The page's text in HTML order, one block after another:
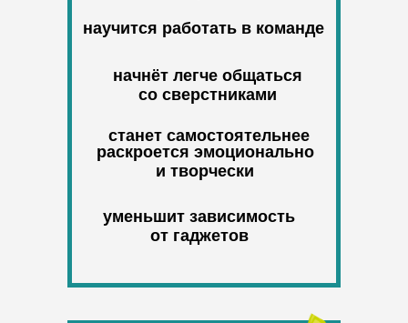
научится работать в команде
начнёт легче общаться
со сверстниками
станет самостоятельнее
уменьшит зависимость
от гаджетов
раскроется эмоционально
и творчески